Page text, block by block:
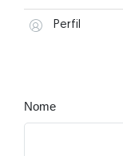
Perfil
Nome